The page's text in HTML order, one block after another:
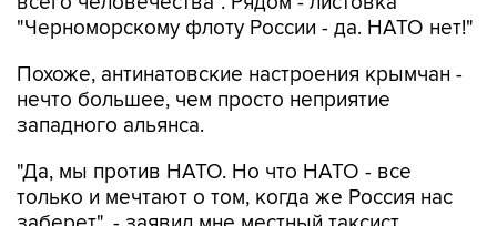
"Черноморскому флоту России - да. НАТО нет!"
Похоже, антинатовские настроения крымчан -
нечто большее, чем просто неприятие
западного альянса.
"Да, мы против НАТО. Но что НАТО - все
только и мечтают о том, когда же Россия нас